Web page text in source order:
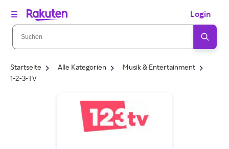
Login
Startseite Alle Kategorien
Musik & Entertainment
1-2-3-TV